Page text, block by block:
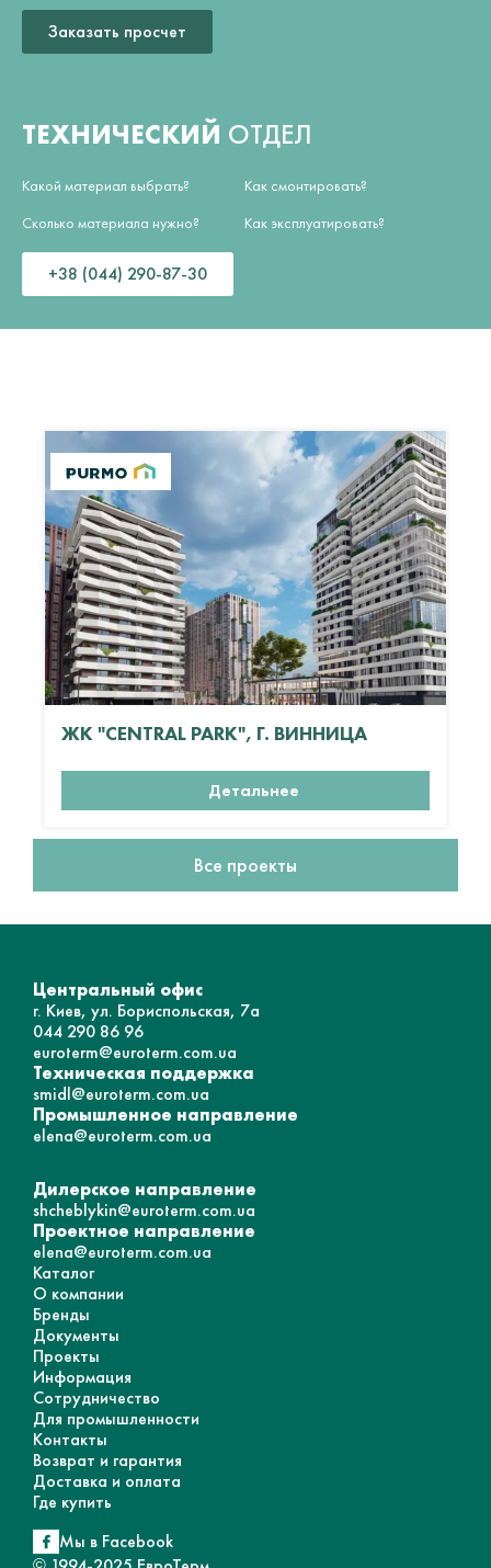
Заказать просчет
ТЕХНИЧЕСКИЙ ОТДЕЛ
Какой материал выбрать?
Сколько материала нужно?
Как смонтировать?
Как эксплуатировать?
+38 (044) 290-87-30
ЖК "CENTRAL PARK", Г. ВИННИЦА
Детальнее
Все проекты
Центральный офис
г. Киев, ул. Бориспольская, 7а
044 290 86 96
euroterm@euroterm.com.ua
Техническая поддержка
smidl@euroterm.com.ua
Промышленное направление
elena@euroterm.com.ua
Дилерское направление
shcheblykin@euroterm.com.ua
Проектное направление
elena@euroterm.com.ua
Каталог
О компании
Бренды
Документы
Проекты
Информация
Сотрудничество
Для промышленности
Контакты
Возврат и гарантия
Доставка и оплата
Где купить
Мы в Facebook